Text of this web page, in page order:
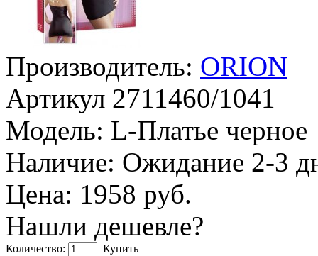
Производитель: ORION
Артикул 2711460/1041
Модель: L-Платье черное
Наличие: Ожидание 2-3
Цена: 1958 руб.
Нашли дешевле?
Количество: Купить